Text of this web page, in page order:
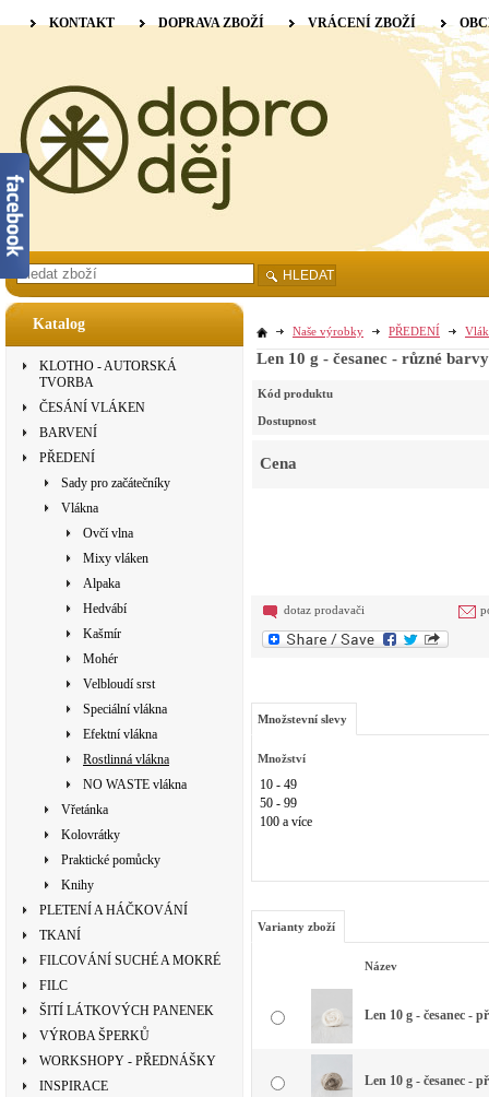
Katalog
KLOTHO - AUTORSKÁ
TVORBA
ČESÁNÍ VLÁKEN
BARVENÍ
PŘEDENÍ
Sady pro začátečníky
Vlákna
Ovčí vlna
Mixy vláken
Alpaka
Hedvábí
Kašmír
Mohér
Velbloudí srst
Speciální vlákna
Efektní vlákna
Rostlinná vlákna
NO WASTE vlákna
Vřetánka
Kolovrátky
Praktické pomůcky
Knihy
PLETENÍ A HÁČKOVÁNÍ
TKANÍ
FILCOVÁNÍ SUCHÉ A MOKRÉ
FILC
ŠITÍ LÁTKOVÝCH PANENEK
VÝROBA ŠPERKŮ
WORKSHOPY - PŘEDNÁŠKY
INSPIRACE
Naše výrobky PŘEDENÍ
Len 10 g - česanec - různé barvy
Kód produktu
Dostupnost
Cena
dotaz prodavači
Množstevní slevy
Množství
10 - 49
50 - 99
100 a více
Varianty zboží
Název
Len 10 g - česanec -
Len 10 g - česanec -
KONTAKT DOPRAVA ZBOŽÍ VRÁCENÍ ZBOŽÍ
HLEDAT